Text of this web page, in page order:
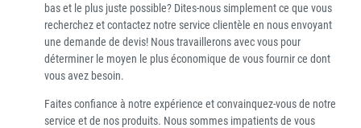
bas et le plus juste possible? Dites-nous simplement ce que vous
recherchez et contactez notre service clientèle en nous envoyant
une demande de devis! Nous travaillerons avec vous pour
déterminer le moyen le plus économique de vous fournir ce dont
vous avez besoin.
Faites confiance à notre expérience et convainquez-vous de notre
service et de nos produits. Nous sommes impatients de vous